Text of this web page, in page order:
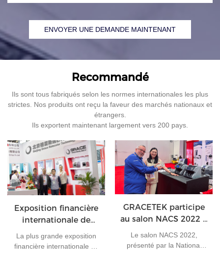
ENVOYER UNE DEMANDE MAINTENANT
Recommandé
Ils sont tous fabriqués selon les normes internationales les plus
strictes. Nos produits ont reçu la faveur des marchés nationaux et
étrangers.
Ils exportent maintenant largement vers 200 pays.
Exposition financière
internationale de
Chine 2015
La plus grande exposition
financière internationale en
GRACETEK participe
au salon NACS 2022 à
Las Vegas
Le salon NACS 2022,
présenté par la National